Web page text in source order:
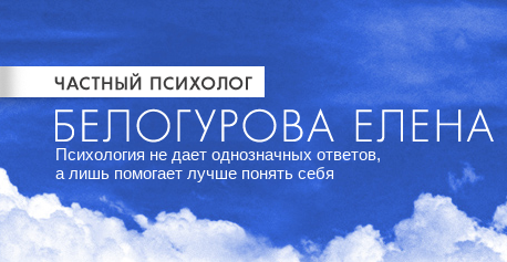
Психология не дает однозначных ответов,
а лишь помогает лучше понять себя